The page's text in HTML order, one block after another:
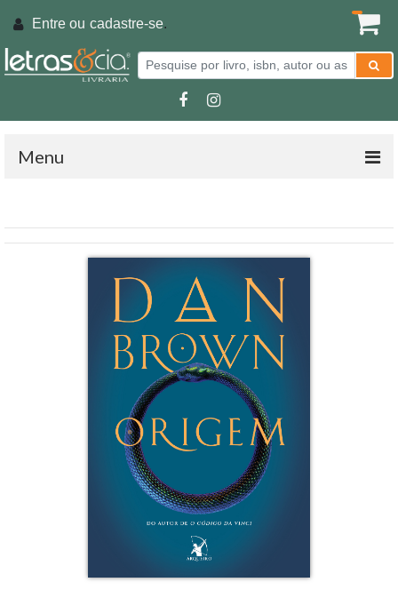
Entre ou cadastre-se.
Menu